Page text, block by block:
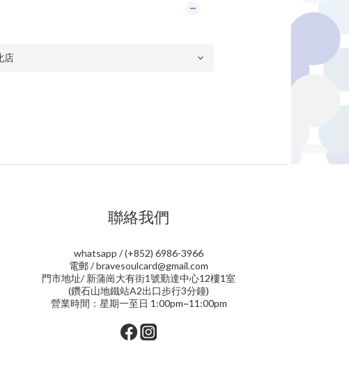
聯絡我們
whatsapp / (+852) 6986-3966
電郵 / bravesoulcard@gmail.com
門市地址/ 新蒲崗大有街1號勤達中心12樓1室
(鑽石山地鐵站A2出口步行3分鐘)
營業時間：星期一至日 1:00pm~11:00pm